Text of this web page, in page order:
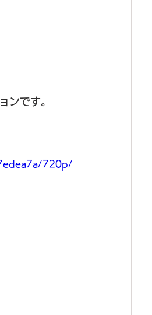
ンです。
720p/